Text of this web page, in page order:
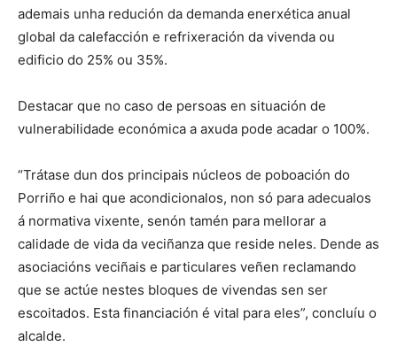
ademais unha redución da demanda enerxética anual
global da calefacción e refrixeración da vivenda ou
edificio do 25% ou 35%.
Destacar que no caso de persoas en situación de
vulnerabilidade económica a axuda pode acadar o 100%.
“Trátase dun dos principais núcleos de poboación do
Porriño e hai que acondicionalos, non só para adecualos
á normativa vixente, senón tamén para mellorar a
calidade de vida da veciñanza que reside neles. Dende as
asociacións veciñais e particulares veñen reclamando
que se actúe nestes bloques de vivendas sen ser
escoitados. Esta financiación é vital para eles”, concluíu o
alcalde.